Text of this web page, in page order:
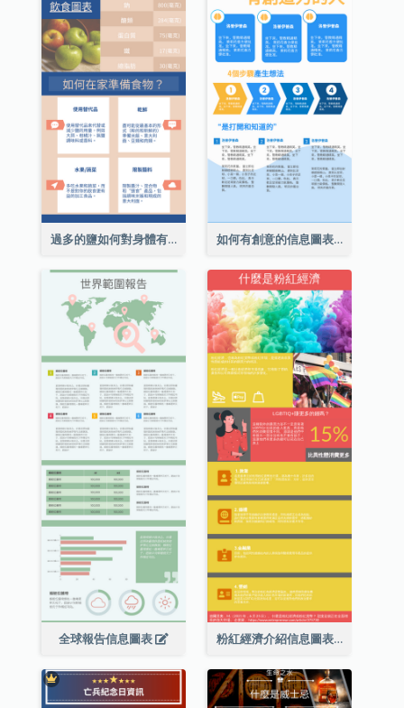
過多的鹽如何對身體有害信息圖表 如何有創意的信息圖表
全球報告信息圖表 粉紅經濟介紹信息圖表